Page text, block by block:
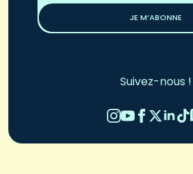
JE M’ABONNE
Suivez-nous !